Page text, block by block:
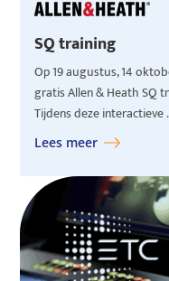
SQ training
Op 19 augustus, 14
gratis Allen & Heath SQ
Tijdens deze interactieve
Lees meer